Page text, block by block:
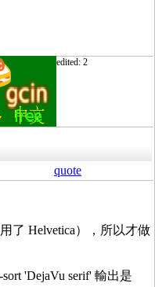
edited: 2
quote
了 Helvetica），所以才做
'DejaVu serif' 輸出是